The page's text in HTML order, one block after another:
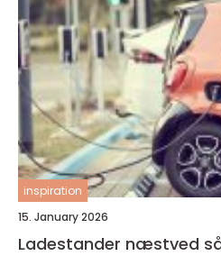
inspiration
15. January 2026
Ladestander næstved sådan får du en sikker